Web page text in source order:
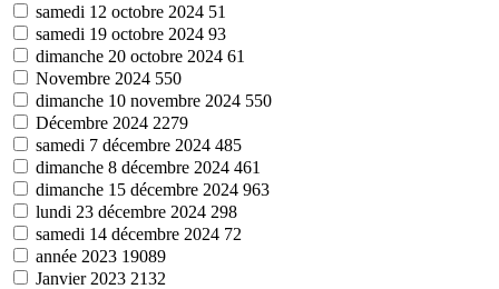
samedi 12 octobre 2024 51
samedi 19 octobre 2024 93
dimanche 20 octobre 2024 61
Novembre 2024 550
dimanche 10 novembre 2024 550
Décembre 2024 2279
samedi 7 décembre 2024 485
dimanche 8 décembre 2024 461
dimanche 15 décembre 2024 963
lundi 23 décembre 2024 298
samedi 14 décembre 2024 72
année 2023 19089
Janvier 2023 2132